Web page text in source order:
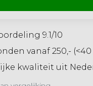
9.1/10
vanaf 250,- (<40
kwaliteit uit